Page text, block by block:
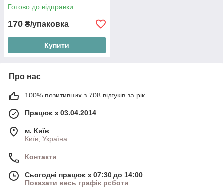
Готово до відправки
170 ₴/упаковка
Купити
Про нас
100% позитивних з 708 відгуків за рік
Працює з 03.04.2014
м. Київ
Київ, Україна
Контакти
Сьогодні працює з 07:30 до 14:00
Показати весь графік роботи